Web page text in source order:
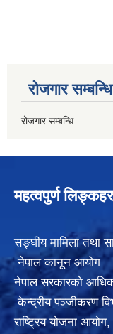
रोजगार सम्बन्धि
रोजगार सम्बन्धि
महत्वपुर्ण
सङ्घीय मामिला तथा
नेपाल कानून आयोग
नेपाल सरकारको
केन्द्रीय पञ्जीकरण
राष्ट्रिय योजना आयोग,